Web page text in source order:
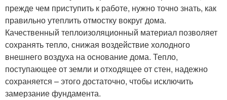
прежде чем приступить к работе, нужно точно знать, как
правильно утеплить отмостку вокруг дома.
Качественный теплоизоляционный материал позволяет
сохранять тепло, снижая воздействие холодного
внешнего воздуха на основание дома. Тепло,
поступающее от земли и отходящее от стен, надежно
сохраняется – этого достаточно, чтобы исключить
замерзание фундамента.